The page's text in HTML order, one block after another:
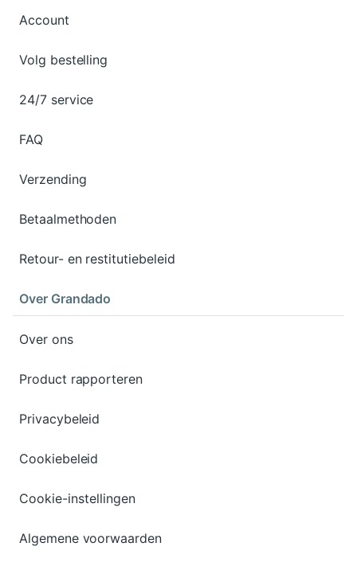
Account
Volg bestelling
24/7 service
FAQ
Verzending
Betaalmethoden
Retour- en restitutiebeleid
Over Grandado
Over ons
Product rapporteren
Privacybeleid
Cookiebeleid
Cookie-instellingen
Algemene voorwaarden